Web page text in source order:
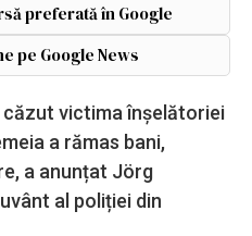
preferată în Google
pe Google News
căzut victima înșelătoriei
a rămas bani,
a anunțat Jörg
al poliției din